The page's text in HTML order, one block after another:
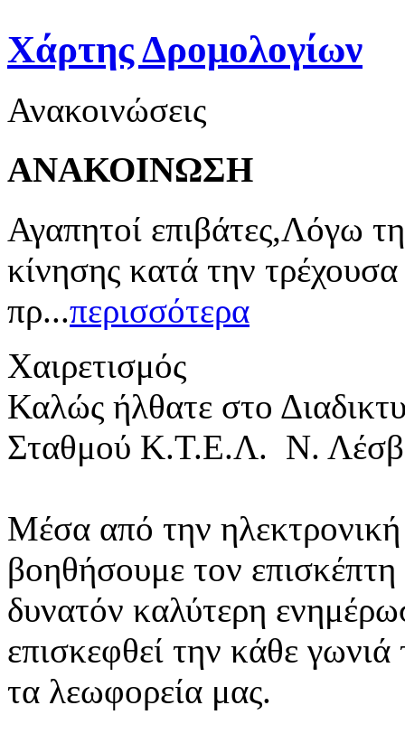
Χάρτης Δρομολογίων
Ανακοινώσεις
ΑΝΑΚΟΙΝΩΣΗ
Αγαπητοί επιβάτες,Λόγω
κίνησης κατά την
πρ...περισσότερα
Χαιρετισμός
Καλώς ήλθατε στο
Σταθμού Κ.Τ.Ε.Λ. Ν.
Μέσα από την ηλεκτρονική
βοηθήσουμε τον
δυνατόν καλύτερη
επισκεφθεί την κάθε
τα λεωφορεία μας.